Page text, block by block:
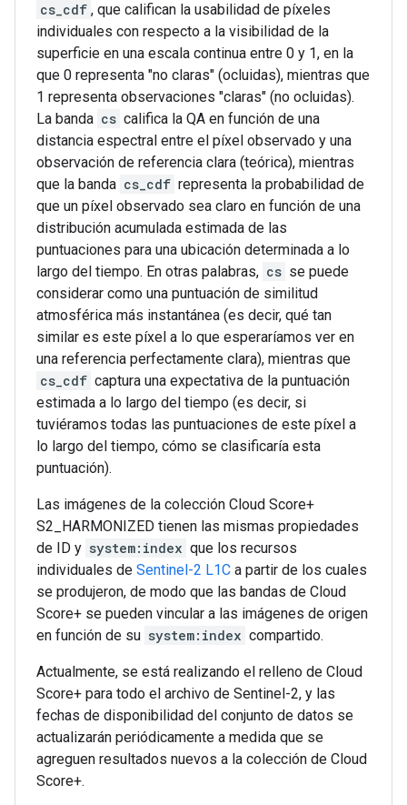
cs_cdf , que califican la usabilidad de píxeles
individuales con respecto a la visibilidad de la
superficie en una escala continua entre 0 y 1, en la
que 0 representa "no claras" (ocluidas), mientras que
1 representa observaciones "claras" (no ocluidas).
La banda cs califica la QA en función de una
distancia espectral entre el píxel observado y una
observación de referencia clara (teórica), mientras
que la banda cs_cdf representa la probabilidad de
que un píxel observado sea claro en función de una
distribución acumulada estimada de las
puntuaciones para una ubicación determinada a lo
largo del tiempo. En otras palabras, cs se puede
considerar como una puntuación de similitud
atmosférica más instantánea (es decir, qué tan
similar es este píxel a lo que esperaríamos ver en
una referencia perfectamente clara), mientras que
cs_cdf captura una expectativa de la puntuación
estimada a lo largo del tiempo (es decir, si
tuviéramos todas las puntuaciones de este píxel a
lo largo del tiempo, cómo se clasificaría esta
puntuación).
Las imágenes de la colección Cloud Score+
S2_HARMONIZED tienen las mismas propiedades
de ID y system:index que los recursos
individuales de Sentinel-2 L1C a partir de los cuales
se produjeron, de modo que las bandas de Cloud
Score+ se pueden vincular a las imágenes de origen
en función de su system:index compartido.
Actualmente, se está realizando el relleno de Cloud
Score+ para todo el archivo de Sentinel-2, y las
fechas de disponibilidad del conjunto de datos se
actualizarán periódicamente a medida que se
agreguen resultados nuevos a la colección de Cloud
Score+.